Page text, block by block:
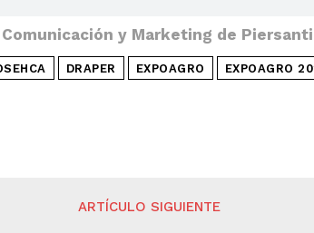
y Marketing de Piersanti
DRAPER EXPOAGRO EXPOAGRO
ARTÍCULO SIGUIENTE